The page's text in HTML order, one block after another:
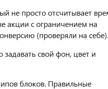
не просто отсчитывает
акции с ограничением на
(проверяли на себе).
свой фон, цвет и
блоков. Правильные